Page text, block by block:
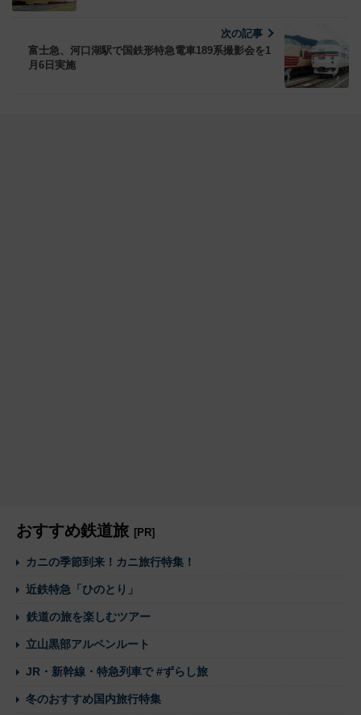
次の記事
富士急、河口湖駅で国鉄形特急電車189系撮影会を1
月6日実施
おすすめ鉄道旅 [PR]
カニの季節到来！カニ旅行特集！
近鉄特急「ひのとり」
鉄道の旅を楽しむツアー
立山黒部アルペンルート
JR・新幹線・特急列車で #ずらし旅
冬のおすすめ国内旅行特集